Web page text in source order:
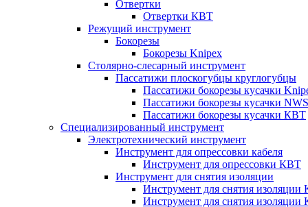
Отвертки
Отвертки КВТ
Режущий инструмент
Бокорезы
Бокорезы Knipex
Столярно-слесарный инструмент
Пассатижи плоскогубцы круглогубцы
Пассатижи бокорезы кусачки
Пассатижи бокорезы кусачки NWS
Пассатижи бокорезы кусачки КВТ
Специализированный инструмент
Электротехнический инструмент
Инструмент для опрессовки кабеля
Инструмент для опрессовки КВТ
Инструмент для снятия изоляции
Инструмент для снятия изоляции
Инструмент для снятия